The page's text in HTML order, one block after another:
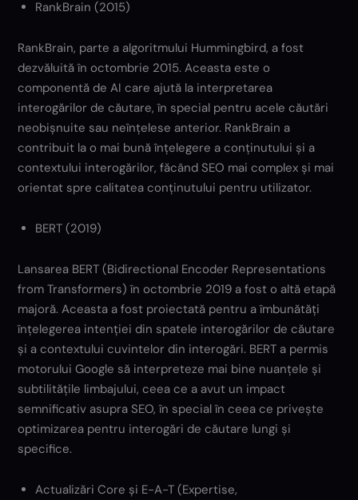
RankBrain (2015)
RankBrain, parte a algoritmului Hummingbird, a fost
dezvăluită în octombrie 2015. Aceasta este o
componentă de AI care ajută la interpretarea
interogărilor de căutare, în special pentru acele căutări
neobișnuite sau neînțelese anterior. RankBrain a
contribuit la o mai bună înțelegere a conținutului și a
contextului interogărilor, făcând SEO mai complex și mai
orientat spre calitatea conținutului pentru utilizator.
BERT (2019)
Lansarea BERT (Bidirectional Encoder Representations
from Transformers) în octombrie 2019 a fost o altă etapă
majoră. Aceasta a fost proiectată pentru a îmbunătăți
înțelegerea intenției din spatele interogărilor de căutare
și a contextului cuvintelor din interogări. BERT a permis
motorului Google să interpreteze mai bine nuanțele și
subtilitățile limbajului, ceea ce a avut un impact
semnificativ asupra SEO, în special în ceea ce privește
optimizarea pentru interogări de căutare lungi și
specifice.
Actualizări Core și E-A-T (Expertise,